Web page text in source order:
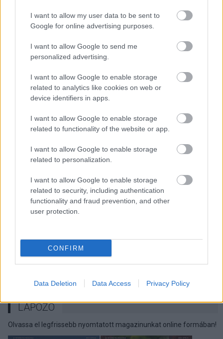
I want to allow my user data to be sent to
Google for online advertising purposes.
I want to allow Google to send me
personalized advertising.
I want to allow Google to enable storage
related to analytics like cookies on web or
device identifiers in apps.
I want to allow Google to enable storage
related to functionality of the website or app.
I want to allow Google to enable storage
related to personalization.
I want to allow Google to enable storage
related to security, including authentication
functionality and fraud prevention, and other
user protection.
CONFIRM
Data Deletion Data Access Privacy Policy
Nem egyedi eset volt: más
elszigetelt tesztkörnyezetből
pcwplus.hu| 2026.08.01 07:41
Windows Hello-kamerával és USB-
C dokkolóval jönnek az új Philips
monitorok
teljesen átírja a kriptopiacot
Technológia
A Microsoft odacsap a Windows-
kalózoknak, fontos változás jön
az aktiválásban
pcwplus.hu
okosszemüvegét, mint hogy
adatvédelmi rémálmot csináljon
belőle
LAPOZÓ
Olvassa el legfrissebb nyomtatott magazinunkat online formában!